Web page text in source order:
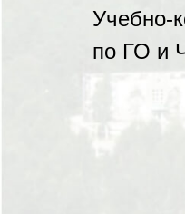
Учебно-
по ГО и